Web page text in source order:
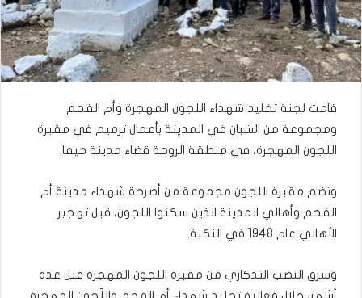
قامت لجنة تخليد شهداء اللجون المهجرة وأم الفحم
ومجموعة من الشبان في المدينة بأعمال ترميم في مقبرة
اللجون المهجرة، في منطقة الروحة قضاء مدينة حيفا.
وتضم مقبرة اللجون مجموعة من أضرحة شهداء مدينة أم
الفحم وأهالي المدينة الذين سكنوا اللجون، قبل تهجير
الأهالي عام 1948 في النكبة.
وسرق النصب التذكاري من مقبرة اللجون المهجرة قبل عدة